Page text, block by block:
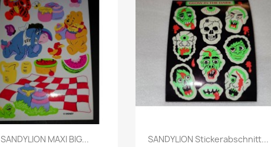
SANDYLION MAXI BIG... SANDYLION Stickerabschnitt...